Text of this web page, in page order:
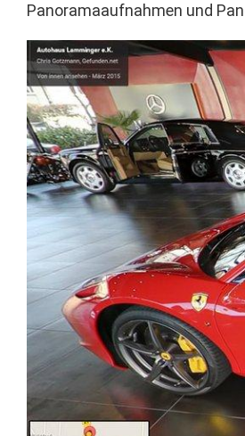
Panoramaaufnahmen und